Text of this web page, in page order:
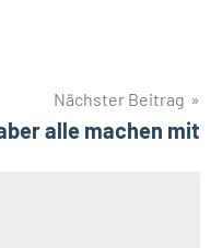
Nächster Beitrag
alle machen mit